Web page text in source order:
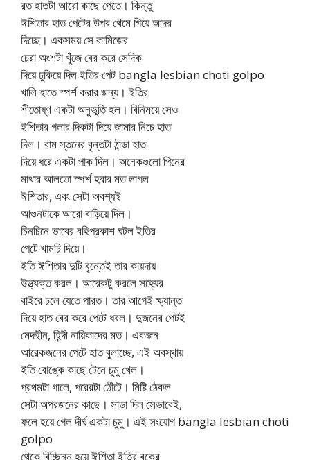
রত হাতটা আরো কাছে পেতে। কিন্তু
ঈশিতার হাত পেটের উপর থেমে গিয়ে আদর
দিচ্ছে। একসময় সে কামিজের
চেরা অংশটা খুঁজে বের করে সেদিক
দিয়ে ঢুকিয়ে দিল ইতির পেট bangla lesbian choti golpo
খালি হাতে স্পর্শ করার জন্য। ইতির
শীতোষ্ণ একটা অনুভূতি হল। বিনিময়ে সেও
ইশিতার গলার দিকটা দিয়ে জামার নিচে হাত
দিল। বাম স্তনের বৃন্তটা ঠান্ডা হাত
দিয়ে ধরে একটা পাক দিল। অনেকগুলো পিনের
মাথার আলতো স্পর্শ হবার মত লাগল
ঈশিতার, এবং সেটা অবশ্যই
আগুনটাকে আরো বাড়িয়ে দিল।
চিনচিনে ভাবের বহিপ্রকাশ ঘটল ইতির
পেটে খামচি দিয়ে।
ইতি ঈশিতার দুটি বৃন্তেই তার কায়দায়
উত্ত্যক্ত করল। আরেকটু করলে সহ্যের
বাইরে চলে যেতে পারত। তার আগেই ক্ষ্যান্ত
দিয়ে হাত বের করে পেটে ধরল। দুজনের পেটই
মেদহীন, হিন্দী নায়িকাদের মত। একজন
আরেকজনের পেটে হাত বুলাচ্ছে, এই অবস্থায়
ইতি বোঙ্কে কাছে টেনে চুমু খেল।
প্রথমটা গালে, পরেরটা ঠোঁটে। মিষ্টি ঠেকল
সেটা অপরজনের কাছে। সাড়া দিল সেভাবেই,
ফলে হয়ে গেল দীর্ঘ একটা চুমু। এই সংযোগ bangla lesbian choti
golpo
থেকে বিচ্ছিন্ন হয়ে ঈশিতা ইতির বুকের